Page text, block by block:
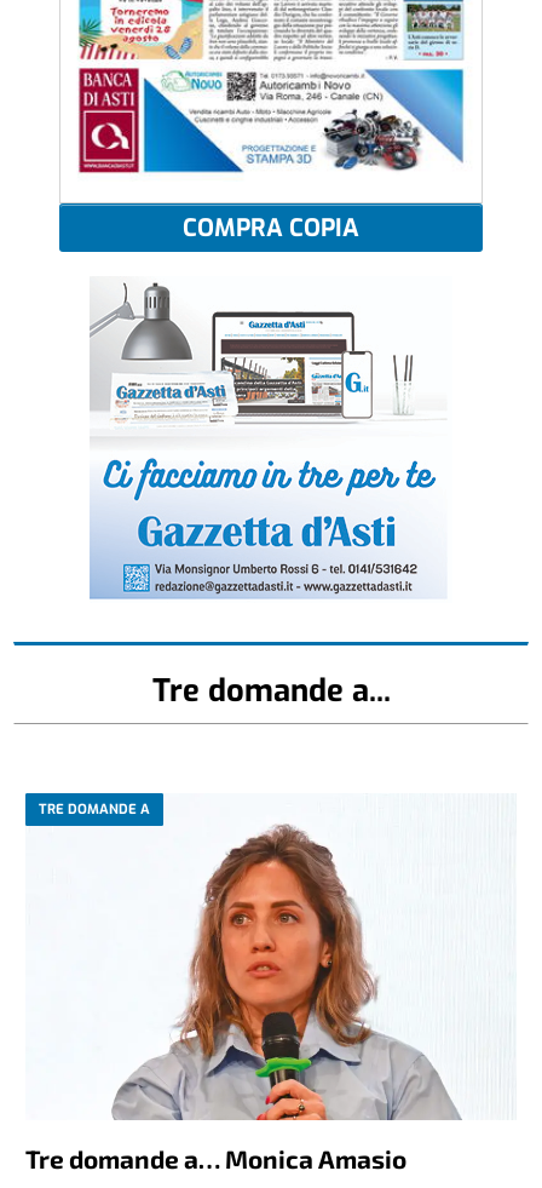
COMPRA COPIA
Tre domande a...
TRE DOMANDE A
Tre domande a… Monica Amasio